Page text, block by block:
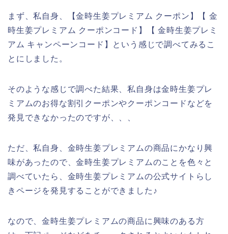
まず、私自身、【金時生姜プレミアム クーポン】【 金
時生姜プレミアム クーポンコード】【 金時生姜プレミ
アム キャンペーンコード】という感じで調べてみるこ
とにしました。
そのような感じで調べた結果、私自身は金時生姜プレ
ミアムのお得な割引クーポンやクーポンコードなどを
発見できなかったのですが、、、
ただ、私自身、金時生姜プレミアムの商品にかなり興
味があったので、金時生姜プレミアムのことを色々と
調べていたら、金時生姜プレミアムの公式サイトらし
きページを発見することができました♪
なので、金時生姜プレミアムの商品に興味のある方